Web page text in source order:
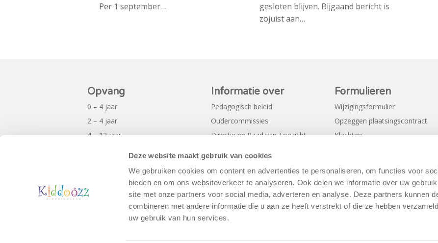
Deze website maakt gebruik van cookies
We gebruiken cookies om content en advertenties te personaliseren, om functies voor
bieden en om ons websiteverkeer te analyseren. Ook delen we informatie over uw
site met onze partners voor social media, adverteren en analyse. Deze partners kunnen
combineren met andere informatie die u aan ze heeft verstrekt of die ze hebben
uw gebruik van hun services.
Per 1 september…
gesloten blijven. Bijgaand bericht is
zojuist aan…
Opvang
0 – 4 jaar
2 – 4 jaar
4 – 12 jaar
Informatie over
Pedagogisch beleid
Oudercommissies
Directie en Raad van Toezicht
Formulieren
Wijzigingsformulier
Opzeggen plaatsingscontract
Klachten